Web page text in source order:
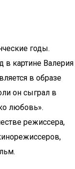
годы.
в картине Валерия
в образе
он сыграл в
любовь».
режиссера,